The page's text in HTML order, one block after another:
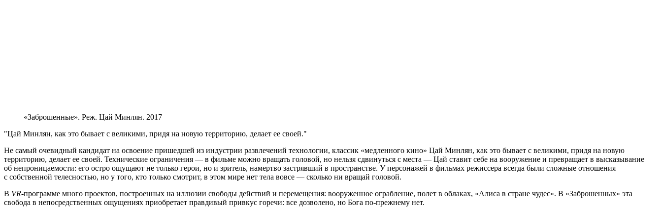
«Заброшенные». Реж. Цай Минлян. 2017
Цай Минлян, как это бывает с великими, придя на новую территорию, делает ее своей.
Не самый очевидный кандидат на освоение пришедшей из индустрии развлечений технологии, классик «медленного кино» Цай Минлян, как это бывает с великими, придя на новую
территорию, делает ее своей. Технические ограничения — в фильме можно вращать головой, но нельзя сдвинуться с места — Цай ставит себе на вооружение и превращает в высказывание
об непроницаемости: его остро ощущают не только герои, но и зритель, намертво застрявший в пространстве. У персонажей в фильмах режиссера всегда были сложные отношения
с собственной телесностью, но у того, кто только смотрит, в этом мире нет тела вовсе — сколько ни вращай головой.
В VR-программе много проектов, построенных на иллюзии свободы действий и перемещения: вооруженное ограбление, полет в облаках, «Алиса в стране чудес». В «Заброшенных» эта
свобода в непосредственных ощущениях приобретает правдивый привкус горечи: все дозволено, но Бога по-прежнему нет.